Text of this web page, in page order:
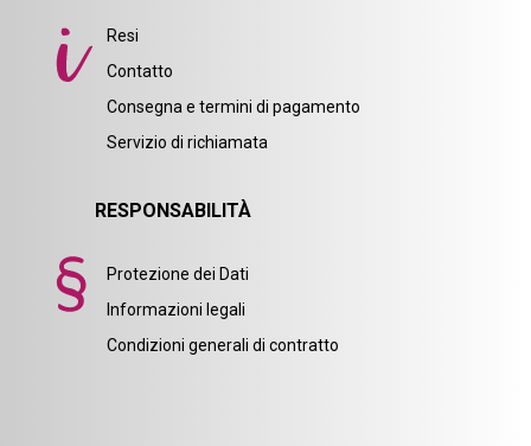
Resi
Contatto
Consegna e termini di pagamento
Servizio di richiamata
RESPONSABILITÀ
Protezione dei Dati
Informazioni legali
Condizioni generali di contratto